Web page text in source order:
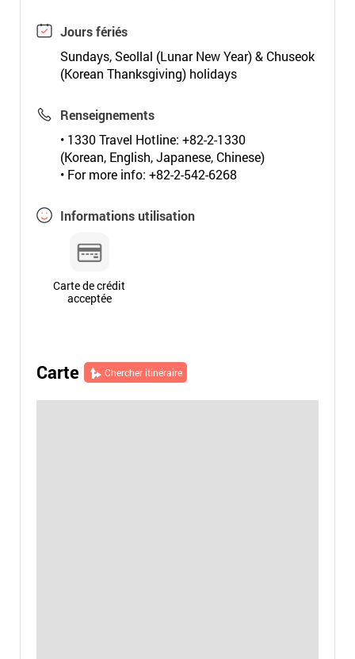
Jours fériés
Sundays, Seollal (Lunar New Year) & Chuseok
(Korean Thanksgiving) holidays
Renseignements
• 1330 Travel Hotline: +82-2-1330
(Korean, English, Japanese, Chinese)
• For more info: +82-2-542-6268
Informations utilisation
Carte de crédit
acceptée
Carte Chercher itinéraire